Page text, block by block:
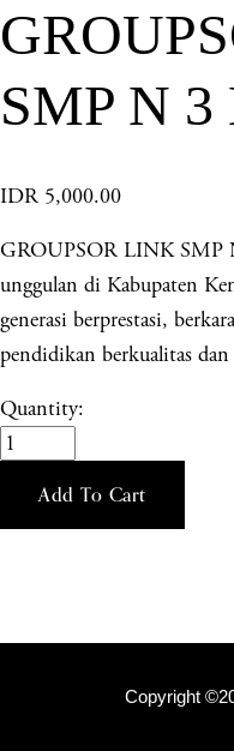
SMP N
IDR 5,000.00
GROUPSOR LINK SMP
unggulan di Kabupaten
generasi berprestasi,
pendidikan berkualitas
Quantity:
Add To Cart
Copyright